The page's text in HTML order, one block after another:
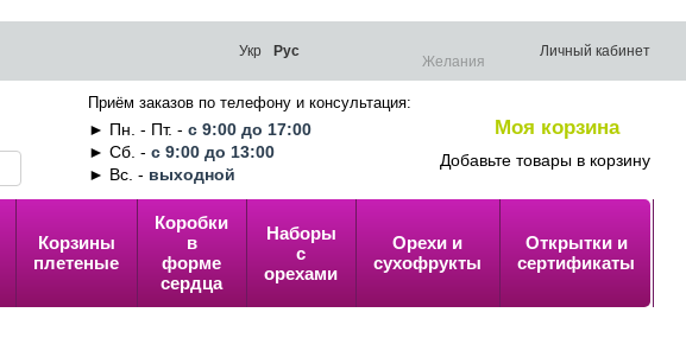
Укр Рус
Желания
Личный кабинет
Приём заказов по телефону и консультация:
► Пн. - Пт. -с 9:00 до 17:00
► Сб. -с 9:00 до 13:00
► Вс. - выходной
Моя корзина
Добавьте товары в корзину
Корзины
плетеные
Коробки
в
форме
сердца
Наборы
с
орехами
Орехи и
сухофрукты
Открытки и
сертификаты